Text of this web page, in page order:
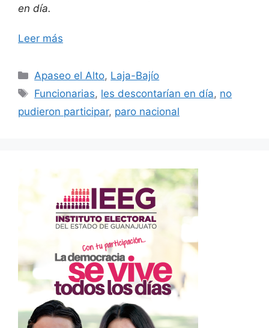
en día.
Leer más
Categorías
Apaseo el Alto, Laja-Bajío
Etiquetas
Funcionarias, les descontarían en día, no
pudieron participar, paro nacional